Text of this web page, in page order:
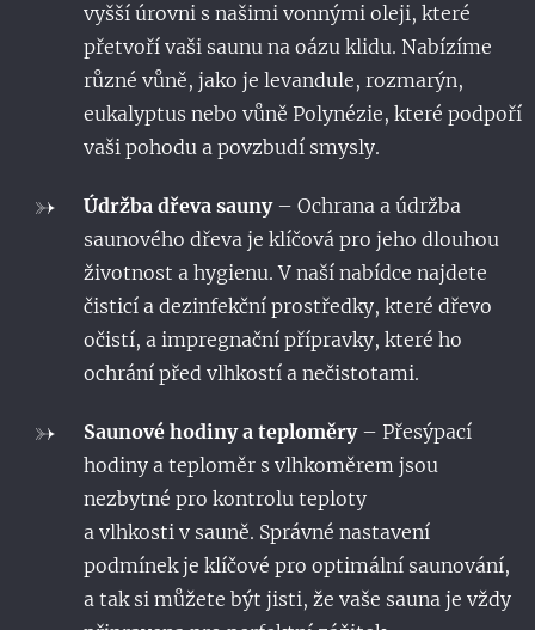
vyšší úrovni s našimi vonnými oleji, které
přetvoří vaši saunu na oázu klidu. Nabízíme
různé vůně, jako je levandule, rozmarýn,
eukalyptus nebo vůně Polynézie, které podpoří
vaši pohodu a povzbudí smysly.
Údržba dřeva sauny– Ochrana a údržba
saunového dřeva je klíčová pro jeho dlouhou
životnost a hygienu. V naší nabídce najdete
čisticí a dezinfekční prostředky, které dřevo
očistí, a impregnační přípravky, které ho
ochrání před vlhkostí a nečistotami.
Saunové hodiny a teploměry– Přesýpací
hodiny a teploměr s vlhkoměrem jsou
nezbytné pro kontrolu teploty
a vlhkosti v sauně. Správné nastavení
podmínek je klíčové pro optimální saunování,
a tak si můžete být jisti, že vaše sauna je vždy